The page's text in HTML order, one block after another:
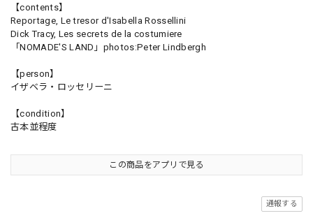
【contents】
Reportage, Le tresor d'Isabella Rossellini
Dick Tracy, Les secrets de la costumiere
「NOMADE'S LAND」photos:Peter Lindbergh
【person】
イザベラ・ロッセリーニ
【condition】
古本並程度
この商品をアプリで見る
通報する